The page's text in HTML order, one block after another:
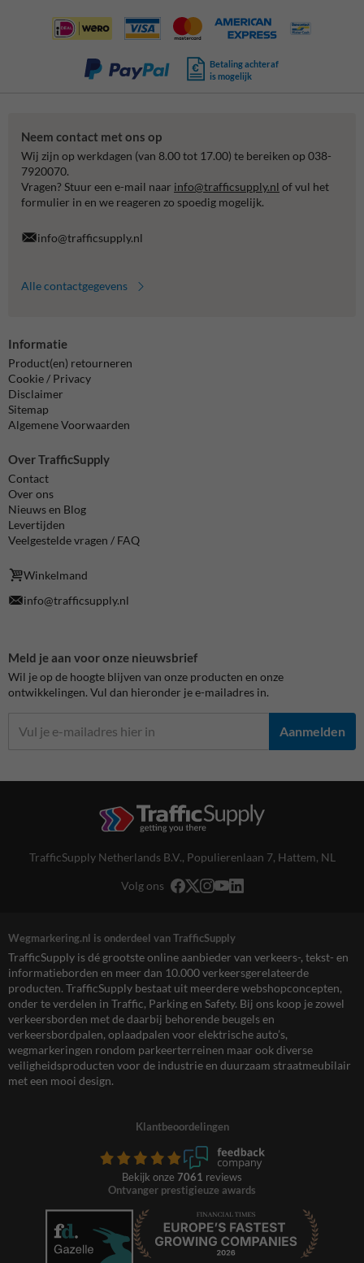
Betaling achteraf
is mogelijk
Neem contact met ons op
Wij zijn op werkdagen (van 8.00 tot 17.00) te bereiken op 038-
7920070.
Vragen? Stuur een e-mail naar info@trafficsupply.nl of vul het
formulier in en we reageren zo spoedig mogelijk.
info@trafficsupply.nl
Alle contactgegevens
Informatie
Product(en) retourneren
Cookie / Privacy
Disclaimer
Sitemap
Algemene Voorwaarden
Over TrafficSupply
Contact
Over ons
Nieuws en Blog
Levertijden
Veelgestelde vragen / FAQ
Winkelmand
info@trafficsupply.nl
Meld je aan voor onze nieuwsbrief
Wil je op de hoogte blijven van onze producten en onze
ontwikkelingen. Vul dan hieronder je e-mailadres in.
Aanmelden
TrafficSupply Netherlands B.V., Populierenlaan 7, Hattem, NL
Volg ons
Wegmarkering.nl is onderdeel van TrafficSupply
TrafficSupply is dé grootste online aanbieder van verkeers-, tekst- en
informatieborden en meer dan 10.000 verkeersgerelateerde
producten. TrafficSupply bestaat uit meerdere webshopconcepten,
onder te verdelen in Traffic, Parking en Safety. Bij ons koop je zowel
verkeersborden met de daarbij behorende beugels en
verkeersbordpalen, oplaadpalen voor elektrische auto’s,
wegmarkeringen rondom parkeerterreinen maar ook diverse
veiligheidsproducten voor de industrie en duurzaam straatmeubilair
met een mooi design.
Klantbeoordelingen
Bekijk onze 7061 reviews
Ontvanger prestigieuze awards